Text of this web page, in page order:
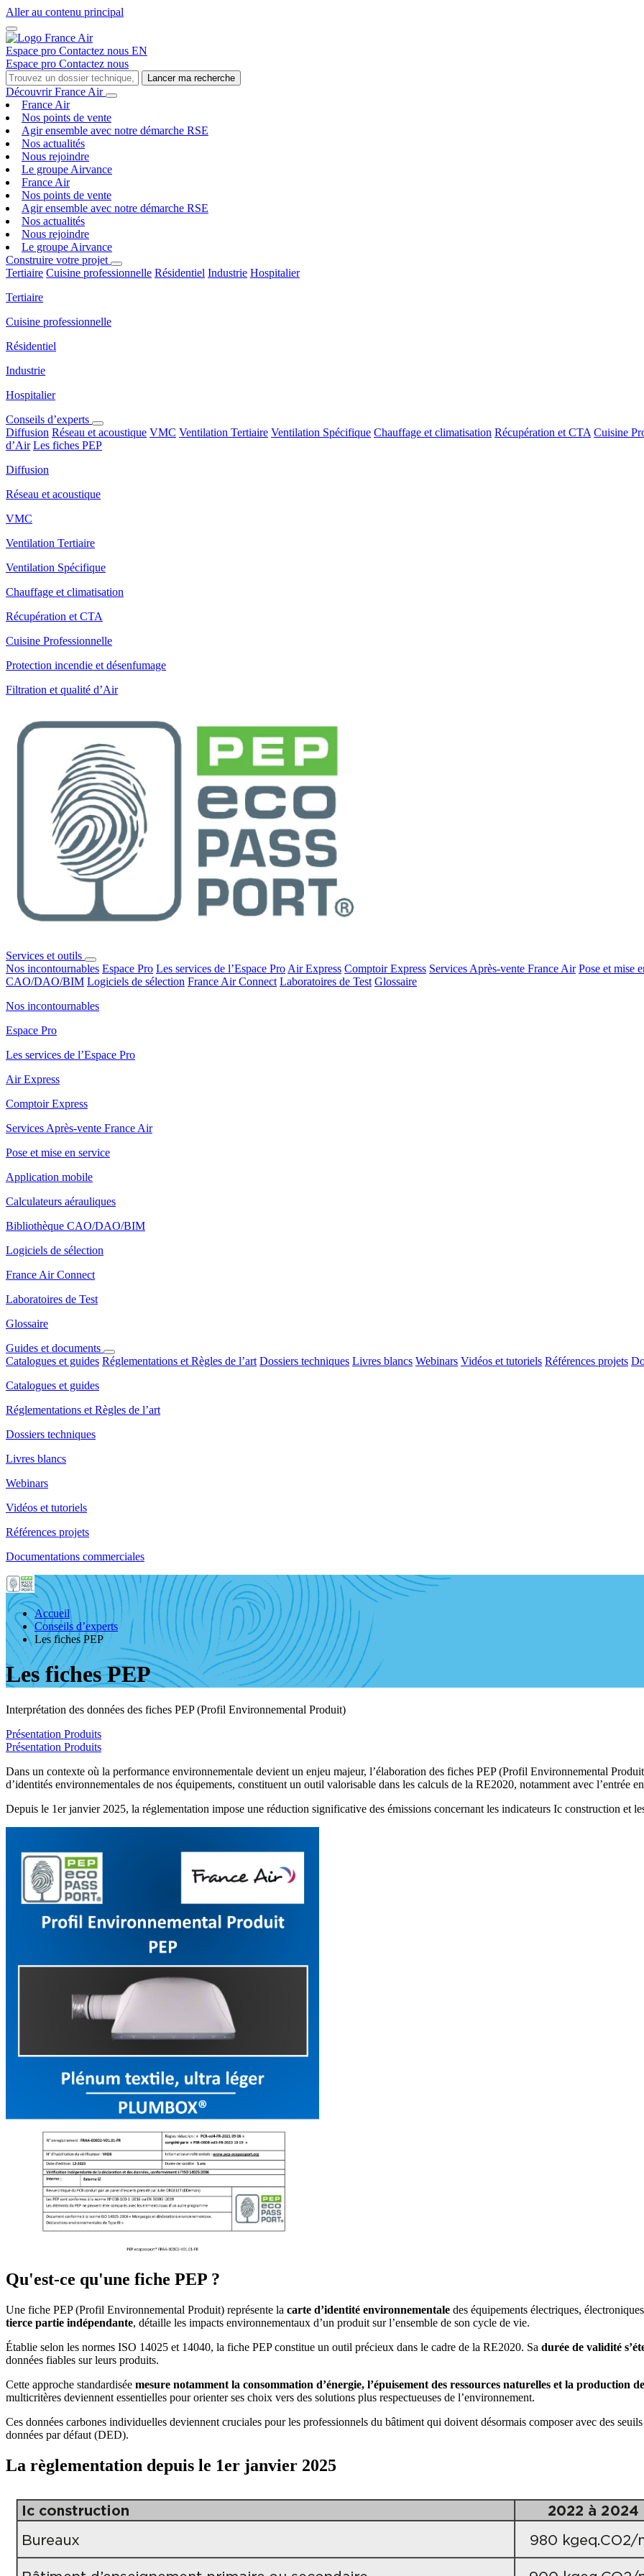
Aller au contenu principal
Espace pro Contactez nous EN
Espace pro Contactez nous
Lancer ma recherche
Découvrir France Air
France Air
Nos points de vente
Agir ensemble avec notre démarche RSE
Nos actualités
Nous rejoindre
Le groupe Airvance
France Air
Nos points de vente
Agir ensemble avec notre démarche RSE
Nos actualités
Nous rejoindre
Le groupe Airvance
Construire votre projet
Tertiaire Cuisine professionnelle Résidentiel Industrie Hospitalier
Tertiaire
Cuisine professionnelle
Résidentiel
Industrie
Hospitalier
Conseils d’experts
Diffusion Réseau et acoustique VMC Ventilation Tertiaire Ventilation Spécifique Chauffage et climatisation Récupération et CTA Cuisine
d’Air Les fiches PEP
Diffusion
Réseau et acoustique
VMC
Ventilation Tertiaire
Ventilation Spécifique
Chauffage et climatisation
Récupération et CTA
Cuisine Professionnelle
Protection incendie et désenfumage
Filtration et qualité d’Air
Services et outils
Nos incontournables Espace Pro Les services de l’Espace Pro Air Express Comptoir Express Services Après-vente France Air Pose et mise
CAO/DAO/BIM Logiciels de sélection France Air Connect Laboratoires de Test Glossaire
Nos incontournables
Espace Pro
Les services de l’Espace Pro
Air Express
Comptoir Express
Services Après-vente France Air
Pose et mise en service
Application mobile
Calculateurs aérauliques
Bibliothèque CAO/DAO/BIM
Logiciels de sélection
France Air Connect
Laboratoires de Test
Glossaire
Guides et documents
Catalogues et guides Réglementations et Règles de l’art Dossiers techniques Livres blancs Webinars Vidéos et tutoriels Références projets
Catalogues et guides
Réglementations et Règles de l’art
Dossiers techniques
Livres blancs
Webinars
Vidéos et tutoriels
Références projets
Documentations commerciales
Accueil
Conseils d’experts
Les fiches PEP
Les fiches PEP
Interprétation des données des fiches PEP (Profil Environnemental Produit)
Présentation Produits
Présentation Produits
Dans un contexte où la performance environnementale devient un enjeu majeur, l’élaboration des fiches PEP (Profil Environnemental
d’identités environnementales de nos équipements, constituent un outil valorisable dans les calculs de la RE2020, notamment avec l’entrée
Depuis le 1er janvier 2025, la réglementation impose une réduction significative des émissions concernant les indicateurs Ic construction et
Qu'est-ce qu'une fiche PEP ?
Une fiche PEP (Profil Environnemental Produit) représente la carte d’identité environnementale des équipements électriques,
tierce partie indépendante, détaille les impacts environnementaux d’un produit sur l’ensemble de son cycle de vie.
Établie selon les normes ISO 14025 et 14040, la fiche PEP constitue un outil précieux dans le cadre de la RE2020. Sa durée de validité
données fiables sur leurs produits.
Cette approche standardisée mesure notamment la consommation d’énergie, l’épuisement des ressources naturelles et la production
multicritères deviennent essentielles pour orienter ses choix vers des solutions plus respectueuses de l’environnement.
Ces données carbones individuelles deviennent cruciales pour les professionnels du bâtiment qui doivent désormais composer avec des
données par défaut (DED).
La règlementation depuis le 1er janvier 2025